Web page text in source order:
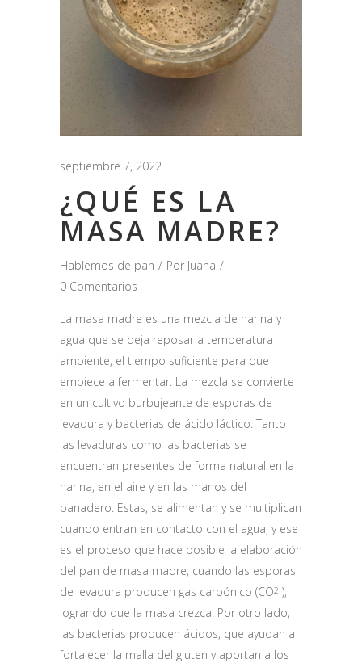
septiembre 7, 2022
¿QUÉ ES LA
MASA MADRE?
Hablemos de pan Por Juana
0 Comentarios
La masa madre es una mezcla de harina y
agua que se deja reposar a temperatura
ambiente, el tiempo suficiente para que
empiece a fermentar. La mezcla se convierte
en un cultivo burbujeante de esporas de
levadura y bacterias de ácido láctico. Tanto
las levaduras como las bacterias se
encuentran presentes de forma natural en la
harina, en el aire y en las manos del
panadero. Estas, se alimentan y se multiplican
cuando entran en contacto con el agua, y ese
es el proceso que hace posible la elaboración
del pan de masa madre, cuando las esporas
de levadura producen gas carbónico (CO2 ),
logrando que la masa crezca. Por otro lado,
las bacterias producen ácidos, que ayudan a
fortalecer la malla del gluten y aportan a los